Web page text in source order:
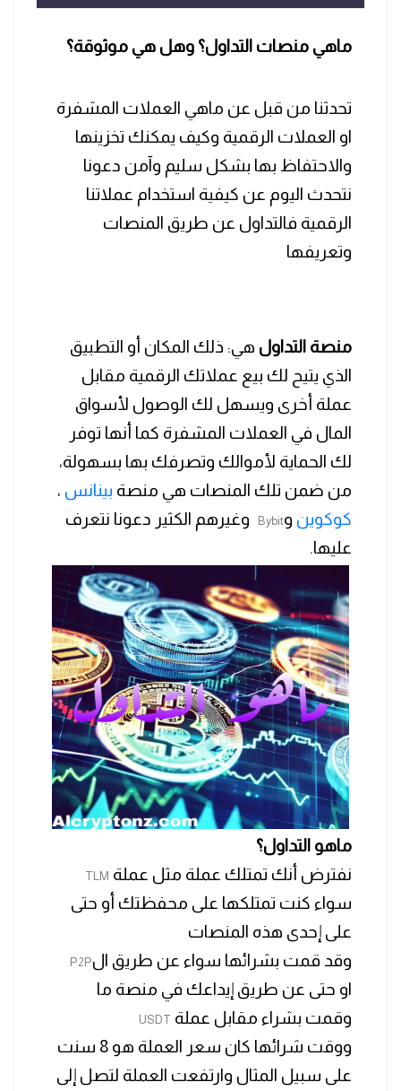
ماهي منصات التداول؟ وهل هي موثوقة؟
تحدثنا من قبل عن ماهي العملات المشفرة
او العملات الرقمية وكيف يمكنك تخزينها
والاحتفاظ بها بشكل سليم وآمن دعونا
نتحدث اليوم عن كيفية استخدام عملاتنا
الرقمية فالتداول عن طريق المنصات
وتعريفها
منصة التداول هي: ذلك المكان أو التطبيق
الذي يتيح لك بيع عملاتك الرقمية مقابل
عملة أخرى ويسهل لك الوصول لأسواق
المال في العملات المشفرة كما أنها توفر
لك الحماية لأموالك وتصرفك بها بسهولة،
من ضمن تلك المنصات هي منصة بينانس ،
كوكوين وBybit
وغيرهم الكثير دعونا نتعرف
عليها.
ماهو التداول؟
نفترض أنك تمتلك عملة مثل عملة TLM
سواء كنت تمتلكها على محفظتك أو حتى
على إحدى هذه المنصات
وقد قمت بشرائها سواء عن طريق الP2P
او حتى عن طريق إيداعك في منصة ما
وقمت بشراء مقابل عملة USDT
ووقت شرائها كان سعر العملة هو 8 سنت
على سبيل المثال وارتفعت العملة لتصل إلى